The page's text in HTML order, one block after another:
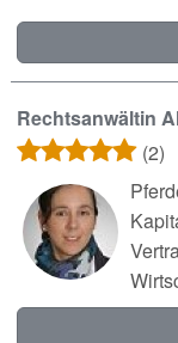
Rechtsanwältin
(2)